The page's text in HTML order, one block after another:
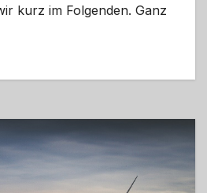
kurz im Folgenden. Ganz